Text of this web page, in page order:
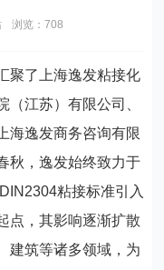
浏览：708
聚了上海逸发粘接化
江苏）有限公司、
海逸发商务咨询有限
秋，逸发始终致力于
粘接标准引入
点，其影响逐渐扩散
建筑等诸多领域，为